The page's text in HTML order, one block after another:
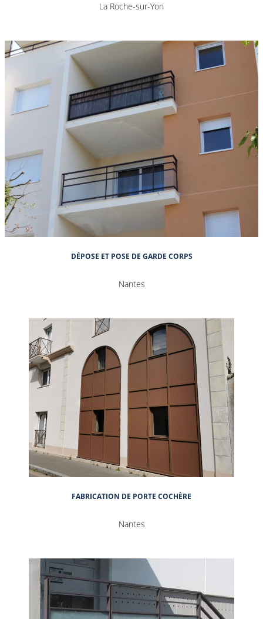
La Roche-sur-Yon
DÉPOSE ET POSE DE GARDE CORPS
Nantes
FABRICATION DE PORTE COCHÈRE
Nantes